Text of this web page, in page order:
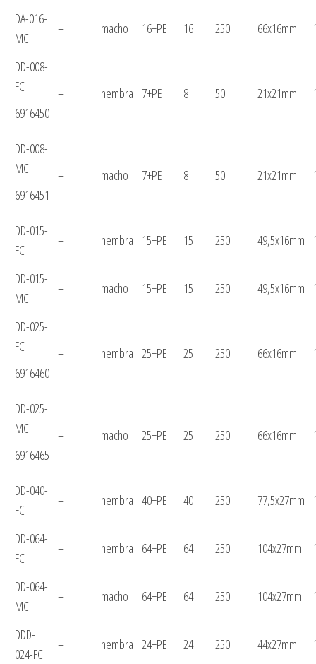
DA-016-
MC
– macho 16+PE 16 250 66x16mm
DD-008-
FC
6916450
– hembra 7+PE 8 50 21x21mm
DD-008-
MC
6916451
– macho 7+PE 8 50 21x21mm
DD-015-
FC
– hembra 15+PE 15 250 49,5x16mm
DD-015-
MC
– macho 15+PE 15 250 49,5x16mm
DD-025-
FC
6916460
– hembra 25+PE 25 250 66x16mm
DD-025-
MC
6916465
– macho 25+PE 25 250 66x16mm
DD-040-
FC
– hembra 40+PE 40 250 77,5x27mm
DD-064-
FC
– hembra 64+PE 64 250 104x27mm
DD-064-
MC
– macho 64+PE 64 250 104x27mm
DDD-
024-FC
– hembra 24+PE 24 250 44x27mm